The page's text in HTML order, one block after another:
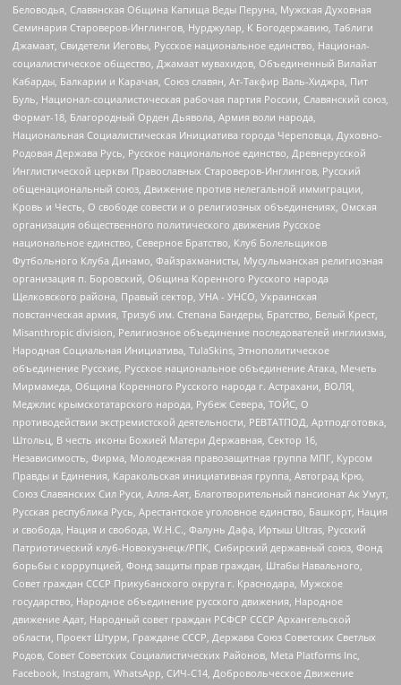
Беловодья, Славянская Община Капища Веды Перуна, Мужская Духовная
Семинария Староверов-Инглингов, Нурджулар, К Богодержавию, Таблиги
Джамаат, Свидетели Иеговы, Русское национальное единство, Национал-
социалистическое общество, Джамаат мувахидов, Объединенный Вилайат
Кабарды, Балкарии и Карачая, Союз славян, Ат-Такфир Валь-Хиджра, Пит
Буль, Национал-социалистическая рабочая партия России, Славянский союз,
Формат-18, Благородный Орден Дьявола, Армия воли народа,
Национальная Социалистическая Инициатива города Череповца, Духовно-
Родовая Держава Русь, Русское национальное единство, Древнерусской
Инглистической церкви Православных Староверов-Инглингов, Русский
общенациональный союз, Движение против нелегальной иммиграции,
Кровь и Честь, О свободе совести и о религиозных объединениях, Омская
организация общественного политического движения Русское
национальное единство, Северное Братство, Клуб Болельщиков
Футбольного Клуба Динамо, Файзрахманисты, Мусульманская религиозная
организация п. Боровский, Община Коренного Русского народа
Щелковского района, Правый сектор, УНА - УНСО, Украинская
повстанческая армия, Тризуб им. Степана Бандеры, Братство, Белый Крест,
Misanthropic division, Религиозное объединение последователей инглиизма,
Народная Социальная Инициатива, TulaSkins, Этнополитическое
объединение Русские, Русское национальное объединение Атака, Мечеть
Мирмамеда, Община Коренного Русского народа г. Астрахани, ВОЛЯ,
Меджлис крымскотатарского народа, Рубеж Севера, ТОЙС, О
противодействии экстремистской деятельности, РЕВТАТПОД, Артподготовка,
Штольц, В честь иконы Божией Матери Державная, Сектор 16,
Независимость, Фирма, Молодежная правозащитная группа МПГ, Курсом
Правды и Единения, Каракольская инициативная группа, Автоград Крю,
Союз Славянских Сил Руси, Алля-Аят, Благотворительный пансионат Ак Умут,
Русская республика Русь, Арестантское уголовное единство, Башкорт, Нация
и свобода, Нация и свобода, W.H.С., Фалунь Дафа, Иртыш Ultras, Русский
Патриотический клуб-Новокузнецк/РПК, Сибирский державный союз, Фонд
борьбы с коррупцией, Фонд защиты прав граждан, Штабы Навального,
Совет граждан СССР Прикубанского округа г. Краснодара, Мужское
государство, Народное объединение русского движения, Народное
движение Адат, Народный совет граждан РСФСР СССР Архангельской
области, Проект Штурм, Граждане СССР, Держава Союз Советских Светлых
Родов, Совет Советских Социалистических Районов, Meta Platforms Inc,
Facebook, Instagram, WhatsApp, СИЧ-С14, Добровольческое Движение